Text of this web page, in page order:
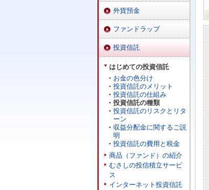
外貨預金
ファンドラップ
投資信託
はじめての投資信託
お金の色分け
投資信託のメリット
投資信託の仕組み
投資信託の種類
投資信託のリスクとリタ
ーン
収益分配金に関するご説
明
投資信託の費用と税金
商品（ファンド）の紹介
むさしの投信積立サービ
ス
インターネット投資信託